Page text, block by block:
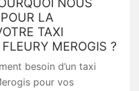
NOUS
LA
TAXI
MEROGIS ?
besoin d’un taxi
pour vos